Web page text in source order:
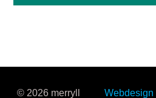
© 2026 merryll Webdesign